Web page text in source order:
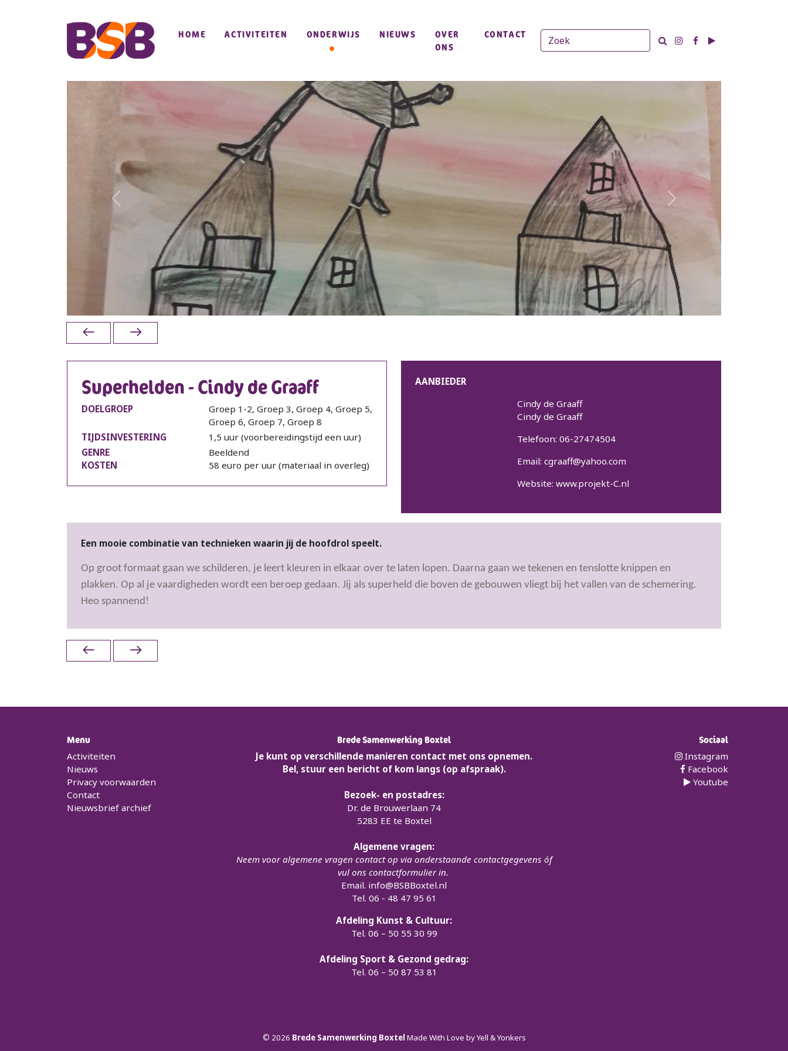
HOME ACTIVITEITEN ONDERWIJS NIEUWS
OVER
ONS
CONTACT
Previous Next
Superhelden - Cindy de Graaff
DOELGROEP
Groep 1-2, Groep 3, Groep 4, Groep 5,
Groep 6, Groep 7, Groep 8
TIJDSINVESTERING
1,5 uur (voorbereidingstijd een uur)
GENRE
Beeldend
KOSTEN
58 euro per uur (materiaal in overleg)
AANBIEDER
Cindy de Graaff
Cindy de Graaff
Telefoon: 06-27474504
Email: cgraaff@yahoo.com
Website: www.projekt-C.nl
Een mooie combinatie van technieken waarin jij de hoofdrol speelt.
Op groot formaat gaan we schilderen, je leert kleuren in elkaar over te laten lopen. Daarna gaan we tekenen en tenslotte knippen en
plakken. Op al je vaardigheden wordt een beroep gedaan. Jij als superheld die boven de gebouwen vliegt bij het vallen van de schemering.
Heo spannend!
Menu
Activiteiten
Nieuws
Privacy voorwaarden
Contact
Nieuwsbrief archief
Brede Samenwerking Boxtel
Je kunt op verschillende manieren contact met ons opnemen.
Bel, stuur een bericht of kom langs (op afspraak).
Bezoek- en postadres:
Dr. de Brouwerlaan 74
5283 EE te Boxtel
Algemene vragen:
Neem voor algemene vragen contact op via onderstaande contactgegevens óf
vul ons contactformulier in.
Email. info@BSBBoxtel.nl
Tel. 06 - 48 47 95 61
Afdeling Kunst & Cultuur:
Tel. 06 – 50 55 30 99
Afdeling Sport & Gezond gedrag:
Tel. 06 – 50 87 53 81
Sociaal
Instagram
Facebook
Youtube
© 2026 Brede Samenwerking Boxtel Made With Love byYell & Yonkers